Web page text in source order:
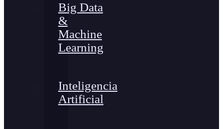
Big Data
&
Machine
Learning
Inteligencia
Artificial